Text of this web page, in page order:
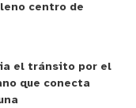
centro de
el tránsito por el
que conecta